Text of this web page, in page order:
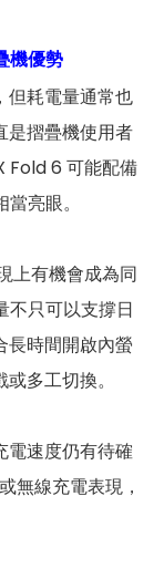
機優勢
但耗電量通常也
是摺疊機使用者
Fold 6 可能配備
亮眼。
上有機會成為同
只可以支撐日
長時間開啟內螢
多工切換。
電速度仍有待確
無線充電表現，